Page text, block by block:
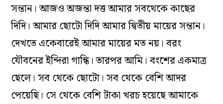
সন্তান। আজও অজন্তা দত্ত আমার সবথেকে কাছের
দিদি। আমার ছোটো দিদি আমার দ্বিতীয় মায়ের সন্তান।
দেখতে একেবারেই আমার মায়ের মত নয়। বরং
যৌবনের ইন্দিরা গান্ধি। তারপর আমি। বংশের একমাত্র
ছেলে। সব থেকে ছোটো। সব থেকে বেশি আদর
পেয়েছি। সে থেকে বেশি টাকা খরচ হয়েছে আমাকে